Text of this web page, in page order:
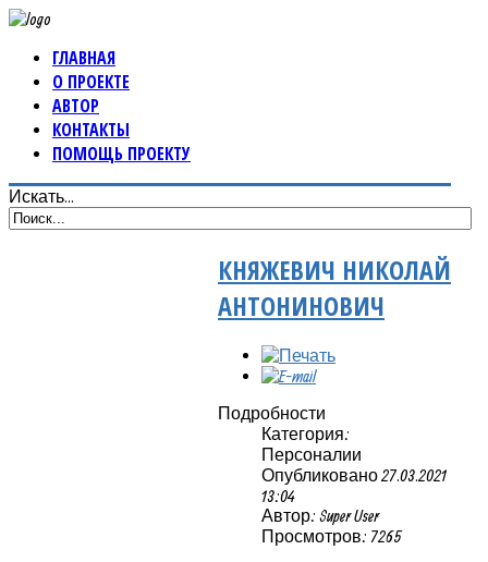
ГЛАВНАЯ
О ПРОЕКТЕ
АВТОР
КОНТАКТЫ
ПОМОЩЬ ПРОЕКТУ
Искать...
КНЯЖЕВИЧ НИКОЛАЙ
АНТОНИНОВИЧ
Подробности
Категория:
Персоналии
Опубликовано 27.03.2021
13:04
Автор: Super User
Просмотров: 7265